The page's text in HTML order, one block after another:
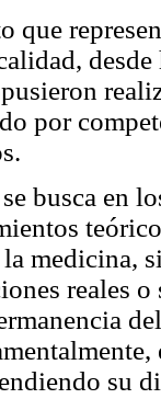
que
por
busca en
medicina,
reales
su